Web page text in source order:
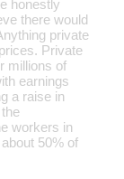
honestly
there would
private
Private
millions of
earnings
a raise in
workers in
50% of